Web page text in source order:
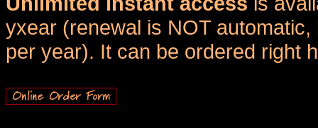
yxear (renewal is NOT
per year). It can be ordered right